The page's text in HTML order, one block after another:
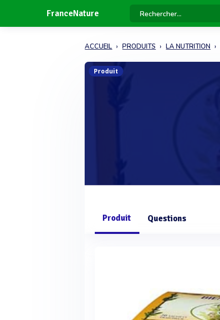
FranceNature
ACCUEIL PRODUITS LA NUTRITION
Produit
Produit Questions